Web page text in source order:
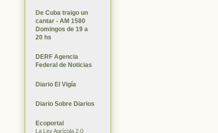
De Cuba traigo un
cantar - AM 1580
Domingos de 19 a
20 hs
DERF Agencia
Federal de Noticias
Diario El Vigía
Diario Sobre Diarios
Ecoportal
La Ley Agrícola 2.0